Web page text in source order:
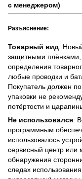
с менеджером)
Разъяснение:
Товарный вид:
защитными плёнками,
определения
любые проводки и
Покупатель должен
упаковки не
потёртости и
Не использовался:
программным
использовалось
сервисный центр или
обнаружения
следах